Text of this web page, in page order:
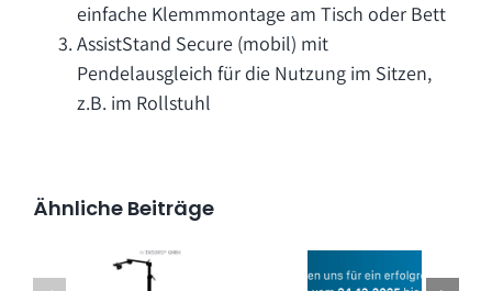
einfache Klemmmontage am Tisch oder Bett
AssistStand Secure (mobil) mit
Pendelausgleich für die Nutzung im Sitzen,
z.B. im Rollstuhl
Ähnliche Beiträge